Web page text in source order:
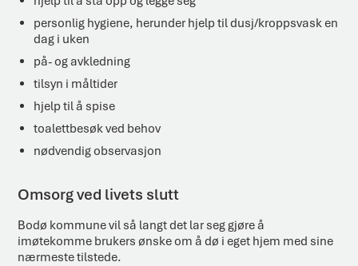
personlig hygiene, herunder hjelp til dusj/kroppsvask en
dag i uken
på- og avkledning
tilsyn i måltider
hjelp til å spise
toalettbesøk ved behov
nødvendig observasjon
Omsorg ved livets slutt
Bodø kommune vil så langt det lar seg gjøre å
imøtekomme brukers ønske om å dø i eget hjem med sine
nærmeste tilstede.